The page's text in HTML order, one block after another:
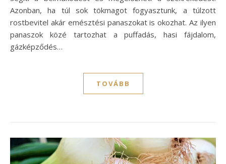
Azonban, ha túl sok tökmagot fogyasztunk, a túlzott
rostbevitel akár emésztési panaszokat is okozhat. Az ilyen
panaszok közé tartozhat a puffadás, hasi fájdalom,
gázképződés…
TOVÁBB